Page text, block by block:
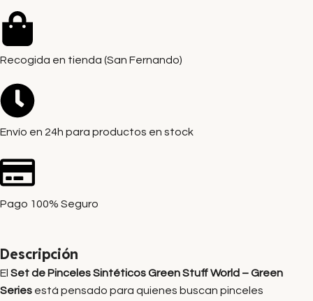
Recogida en tienda (San Fernando)
Envío en 24h para productos en stock
Pago 100% Seguro
Descripción
El Set de Pinceles Sintéticos Green Stuff World – Green
Series está pensado para quienes buscan pinceles